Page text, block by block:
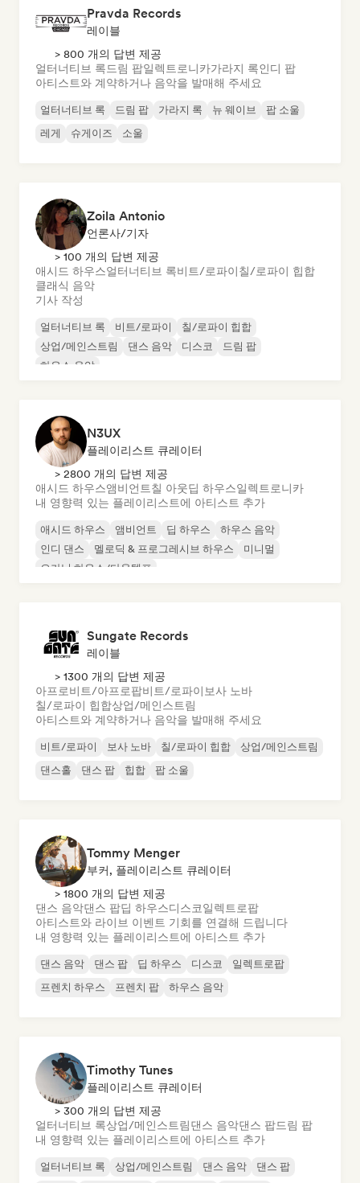
Pravda Records
레이블
> 800 개의 답변 제공
얼터너티브 록드림 팝일렉트로니카가라지 록인디 팝
아티스트와 계약하거나 음악을 발매해 주세요
얼터너티브 록 드림 팝 가라지 록 뉴 웨이브
팝 소울
레게
슈게이즈 소울
Zoila Antonio
언론사/기자
> 100 개의 답변 제공
애시드 하우스얼터너티브 록비트/로파이칠/로파이 힙합
클래식 음악
기사 작성
얼터너티브 록 비트/로파이
칠/로파이 힙합
상업/메인스트림
댄스 음악 디스코
드림 팝
하우스 음악
N3UX
플레이리스트 큐레이터
> 2800 개의 답변 제공
애시드 하우스앰비언트칠 아웃딥 하우스일렉트로니카
내 영향력 있는 플레이리스트에 아티스트 추가
애시드 하우스 앰비언트 딥 하우스
하우스 음악
인디 댄스
멜로딕 & 프로그레시브 하우스
미니멀
오가닉 하우스/다운템포
Sungate Records
레이블
> 1300 개의 답변 제공
아프로비트/아프로팝비트/로파이 보사 노바
칠/로파이 힙합상업/메인스트림
아티스트와 계약하거나 음악을 발매해 주세요
비트/로파이 보사 노바 칠/로파이 힙합
상업/메인스트림
댄스홀
댄스 팝 힙합 팝 소울
Tommy Menger
부커, 플레이리스트 큐레이터
> 1800 개의 답변 제공
댄스 음악댄스 팝딥 하우스디스코일렉트로팝
아티스트와 라이브 이벤트 기회를 연결해 드립니다
내 영향력 있는 플레이리스트에 아티스트 추가
댄스 음악 댄스 팝 딥 하우스 디스코
일렉트로팝
프렌치 하우스
프렌치 팝 하우스 음악
Timothy Tunes
플레이리스트 큐레이터
> 300 개의 답변 제공
얼터너티브 록상업/메인스트림댄스 음악댄스 팝드림 팝
내 영향력 있는 플레이리스트에 아티스트 추가
얼터너티브 록 상업/메인스트림 댄스 음악 댄스 팝